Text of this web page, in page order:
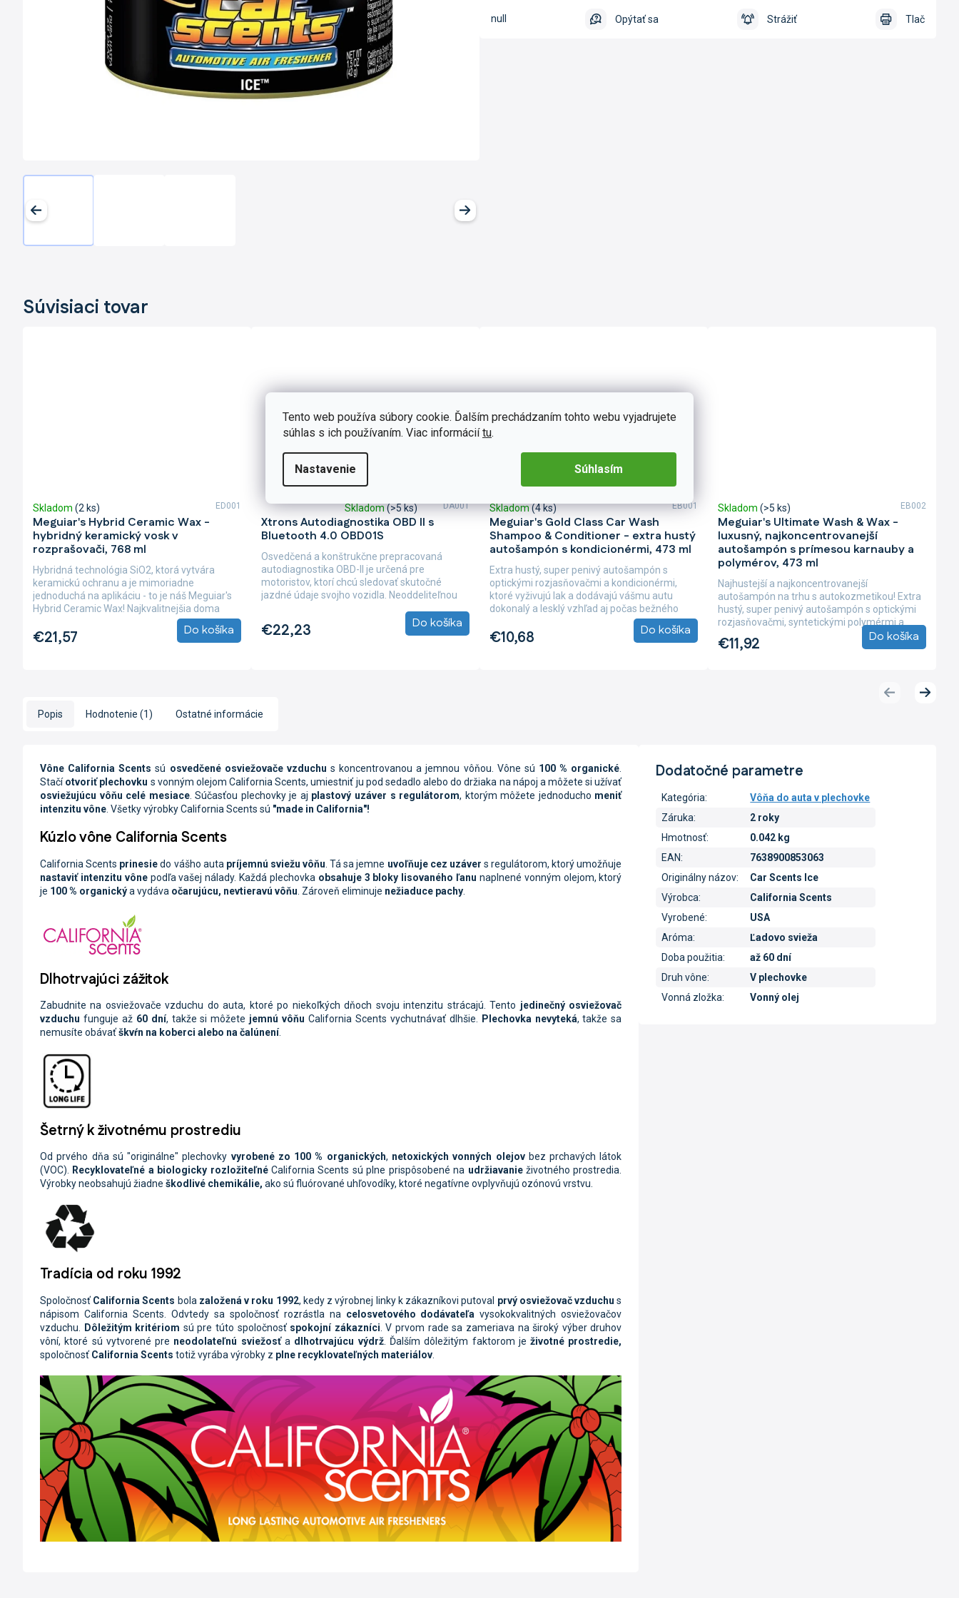
Tento web používa súbory cookie. Ďalším prechádzaním tohto webu vyjadrujete
súhlas s ich používaním. Viac informáciítu.
Nastavenie Súhlasím
Tlač
Opýtať sa Strážiť
null
Súvisiaci tovar
Meguiar's Hybrid Ceramic Wax -
hybridný keramický vosk v
rozprašovači, 768 ml
Skladom (2 ks)
€21,57 Do košíka
Hybridná technológia SiO2, ktorá vytvára
keramickú ochranu a je mimoriadne
jednoduchá na aplikáciu - to je náš Meguiar's
Hybrid Ceramic Wax! Najkvalitnejšia doma
ED001
Xtrons Autodiagnostika OBD II s
Bluetooth 4.0 OBD01S
Priemerné
hodnotenie
produktu
je
5,0
z
5
Skladom(>5 ks)
€22,23 Do košíka
Osvedčená a konštrukčne prepracovaná
autodiagnostika OBD-II je určená pre
motoristov, ktorí chcú sledovať skutočné
jazdné údaje svojho vozidla. Neoddeliteľnou
DA001
Meguiar's Gold Class Car Wash
Shampoo & Conditioner - extra hustý
autošampón s kondicionérmi, 473 ml
Skladom(4 ks)
€10,68 Do košíka
Extra hustý, super penivý autošampón s
optickými rozjasňovačmi a kondicionérmi,
ktoré vyživujú lak a dodávajú vášmu autu
dokonalý a lesklý vzhľad aj počas bežného
EB001
Meguiar's Ultimate Wash & Wax -
luxusný, najkoncentrovanejší
autošampón s prímesou karnauby a
polymérov, 473 ml
Skladom (>5 ks)
€11,92 Do košíka
Najhustejší a najkoncentrovanejší
autošampón na trhu s autokozmetikou! Extra
hustý, super penivý autošampón s optickými
rozjasňovačmi, syntetickými polymérmi a
prírodnou...
EB002
Predchádzajúci
Ďalší
Popis
Hodnotenie (1) Ostatné informácie
Vône California Scents sú osvedčené osviežovače vzduchu s koncentrovanou a jemnou vôňou. Vône sú 100 % organické.
Stačíotvoriť plechovku s vonným olejom California Scents, umiestniť ju pod sedadlo alebo do držiaka na nápoj a môžete si užívať
osviežujúcu vôňu celé mesiace. Súčasťou plechovky je aj plastový uzáver s regulátorom, ktorým môžete jednoducho meniť
intenzitu vône. Všetky výrobky California Scents sú "made in California"!
Kúzlo vône California Scents
California Scents prinesiedo vášho auta príjemnú sviežu vôňu . Tá sa jemne uvoľňujecez uzáver s regulátorom, ktorý umožňuje
nastaviť intenzitu vônepodľa vašej nálady. Každá plechovka obsahuje 3 bloky lisovaného ľanu naplnené vonným olejom, ktorý
je 100 % organickýa vydáva očarujúcu, nevtieravú vôňu . Zároveň eliminuje nežiaduce pachy
Dlhotrvajúci zážitok
Zabudnite na osviežovače vzduchu do auta, ktoré po niekoľkých dňoch svoju intenzitu strácajú. Tento jedinečný osviežovač
vzduchu funguje až 60 dní, takže si môžete jemnú vôňu California Scents vychutnávať dlhšie. Plechovka nevyteká, takže sa
nemusíte obávaťškvŕn na koberci alebo na čalúnení.
Šetrný k životnému prostrediu
Od prvého dňa sú "originálne" plechovky vyrobené zo 100 % organických, netoxických vonných olejovbez prchavých látok
(VOC). Recyklovateľné a biologicky rozložiteľnéCalifornia Scents sú plne prispôsobené na udržiavanieživotného prostredia.
Výrobky neobsahujú žiadne škodlivé chemikálie, ako sú fluórované uhľovodíky, ktoré negatívne ovplyvňujú ozónovú vrstvu.
Tradícia od roku 1992
Spoločnosť California Scents bola založená v roku 1992, kedy z výrobnej linky k zákazníkoviputoval prvý osviežovač vzduchu s
nápisom California Scents. Odvtedy sa spoločnosť rozrástla na celosvetového dodávateľa vysokokvalitných osviežovačov
vzduchu.
Dôležitým kritériom sú pre túto spoločnosť spokojní zákazníci .V prvom radesa zameriava na široký výber druhov
vôní, ktoré sú vytvorené pre neodolateľnú sviežosťa dlhotrvajúcu výdrž. Ďalším dôležitým faktorom ježivotné prostredie,
spoločnosť California Scents totiž vyrába výrobky z plne recyklovateľných materiálov
Dodatočné parametre
Kategória:
Vôňa do auta v plechovke
Záruka:
2 roky
Hmotnosť:
0.042 kg
EAN:
7638900853063
Originálny názov:
Car Scents Ice
Výrobca:
California Scents
Vyrobené:
USA
Aróma:
Ľadovo svieža
Doba použitia:
až 60 dní
Druh vône:
V plechovke
Vonná zložka: Vonný olej